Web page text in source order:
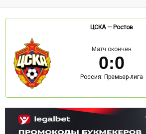
ЦСКА— Ростов
Матч окончен
0:0
Россия: Премьер-лига